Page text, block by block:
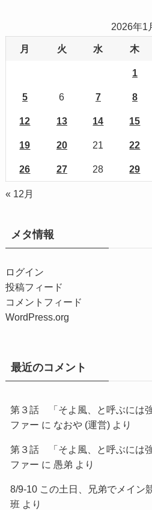
2026年1
月 火 水 木
1
5 6 7 8
12 13 14 15
19 20 21 22
26 27 28 29
« 12月
メタ情報
ログイン
投稿フィード
コメントフィード
WordPress.org
最近のコメント
第３話 「そよ風、と呼ぶには
ファー に なおや (運営)より
第３話 「そよ風、と呼ぶには
ファー に 愚弟 より
8/9-10 この土日、兄弟でメイン
班 より